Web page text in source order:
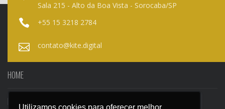
Utilizamos cookies para oferecer melhor
Utilizamos cookies para oferecer melhor
Sala 215 - Alto da Boa Vista - Sorocaba/SP
+55 15 3218 2784
contato@kite.digital
HOME
NOSSO BLOG